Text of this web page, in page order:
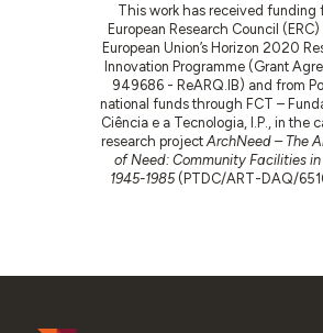
This work has received funding
European Research Council
European Union’s Horizon 2020
Innovation Programme (Grant
949686 - ReARQ.IB) and from
national funds through FCT –
Ciência e a Tecnologia, I.P., in the
research project ArchNeed – The
of Need: Community Facilities
1945-1985(PTDC/ART-DAQ/